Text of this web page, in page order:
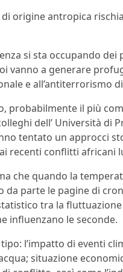
origine antropica
si sta occupando
vanno a generare
e all’antiterrorismo
probabilmente il più
dell’ Università di
tentato un approcci
recenti conflitti africani
che quando la
da parte le pagine di
tra la
influenzano le seconde.
l’impatto di eventi
situazione